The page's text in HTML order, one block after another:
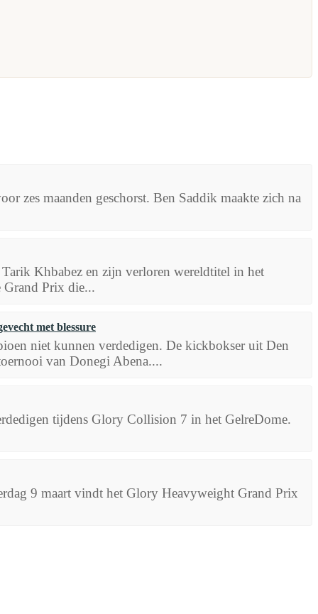
zes maanden geschorst. Ben Saddik maakte zich na
Khbabez en zijn verloren wereldtitel in het
Grand Prix die...
met blessure
niet kunnen verdedigen. De kickbokser uit Den
van Donegi Abena....
tijdens Glory Collision 7 in het GelreDome.
9 maart vindt het Glory Heavyweight Grand Prix